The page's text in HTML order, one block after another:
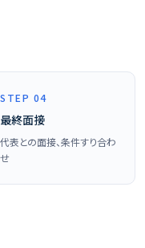
STEP 04
最終面接
代表との面接、条件すり合わ
せ